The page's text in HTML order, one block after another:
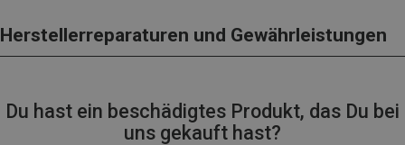
Herstellerreparaturen und Gewährleistungen
Du hast ein beschädigtes Produkt, das Du bei
uns gekauft hast?